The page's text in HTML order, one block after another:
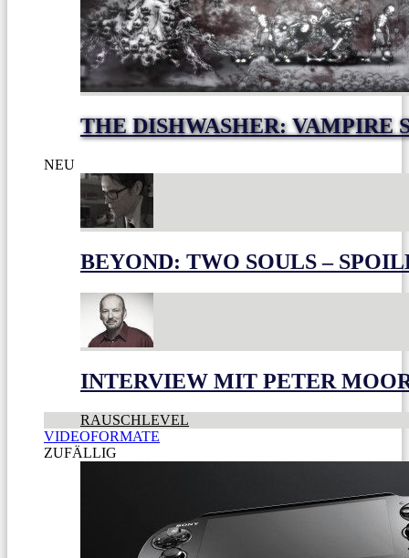
THE DISHWASHER: VAMPIRE
NEU
BEYOND: TWO SOULS –
INTERVIEW MIT PETER
RAUSCHLEVEL
VIDEOFORMATE
ZUFÄLLIG